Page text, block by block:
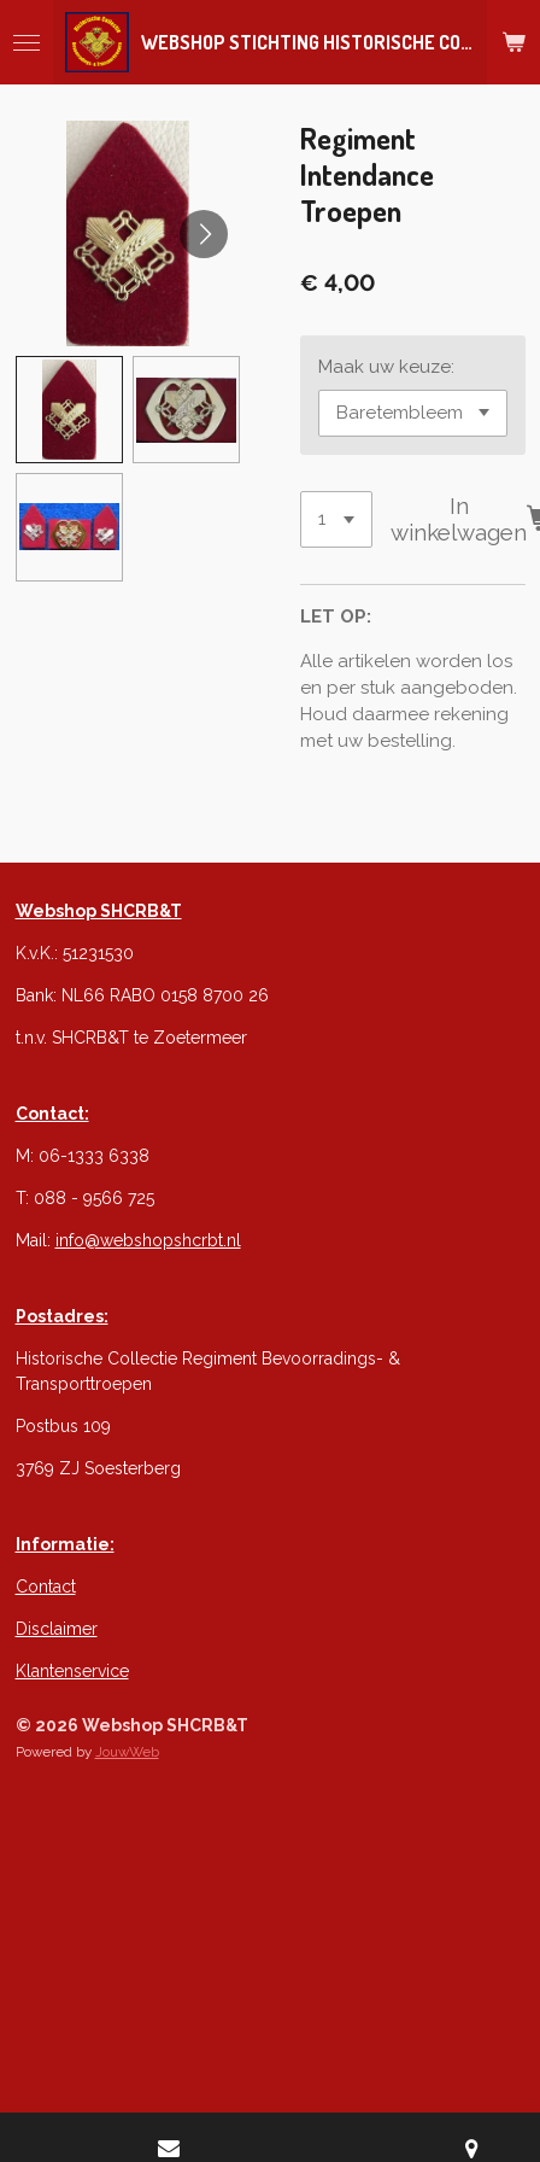
direct
hoofdinhoud
WEBSHOP STICHTING HISTORISCHE COLLECTIE REGIMENT
Regiment
Intendance
Troepen
€ 4,00
Maak uw keuze:
In
winkelwagen
LET OP:
Alle artikelen worden los
en per stuk aangeboden.
Houd daarmee rekening
met uw bestelling.
Webshop SHCRB&T
K.v.K.: 51231530
Bank: NL66 RABO 0158 8700 26
t.n.v. SHCRB&T te Zoetermeer
Contact:
M: 06-1333 6338
T: 088 - 9566 725
Mail: info@webshopshcrbt.nl
Postadres:
Historische Collectie Regiment Bevoorradings- &
Transporttroepen
Postbus 109
3769 ZJ Soesterberg
Informatie:
Contact
Disclaimer
Klantenservice
© 2026 Webshop SHCRB&T
Powered by JouwWeb